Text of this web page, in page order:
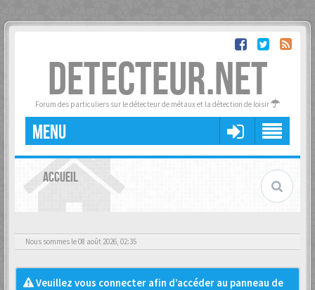
DETECTEUR.NET
Forum des particuliers sur le détecteur de métaux et la détection de loisir
MENU
ACCUEIL
Nous sommes le 08 août 2026, 02:35
Veuillez vous connecter afin d’accéder au panneau de